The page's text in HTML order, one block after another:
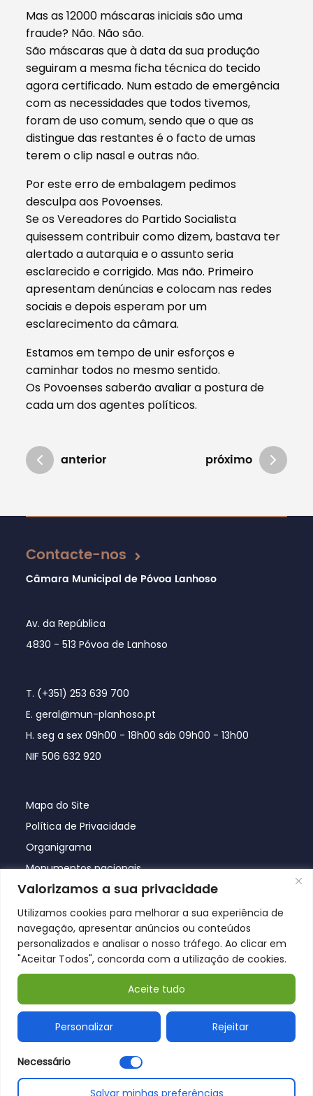
Valorizamos a sua privacidade
Utilizamos cookies para melhorar a sua experiência de
navegação, apresentar anúncios ou conteúdos
personalizados e analisar o nosso tráfego. Ao clicar em
"Aceitar Todos", concorda com a utilização de cookies.
Personalizar Rejeitar
Aceite tudo
Necessário
Salvar minhas preferências
Mas as 12000 máscaras iniciais são uma
fraude? Não. Não são.
São máscaras que à data da sua produção
seguiram a mesma ficha técnica do tecido
agora certificado. Num estado de emergência
com as necessidades que todos tivemos,
foram de uso comum, sendo que o que as
distingue das restantes é o facto de umas
terem o clip nasal e outras não.
Por este erro de embalagem pedimos
desculpa aos Povoenses.
Se os Vereadores do Partido Socialista
quisessem contribuir como dizem, bastava ter
alertado a autarquia e o assunto seria
esclarecido e corrigido. Mas não. Primeiro
apresentam denúncias e colocam nas redes
sociais e depois esperam por um
esclarecimento da câmara.
Estamos em tempo de unir esforços e
caminhar todos no mesmo sentido.
Os Povoenses saberão avaliar a postura de
cada um dos agentes políticos.
anterior próximo
Atualizado em 28/04/2020
Contacte-nos
Câmara Municipal de Póvoa Lanhoso
Av. da República
4830 - 513 Póvoa de Lanhoso
T. (+351) 253 639 700
E. geral@mun-planhoso.pt
H. seg a sex 09h00 - 18h00 sáb 09h00 - 13h00
NIF 506 632 920
Mapa do Site
Política de Privacidade
Organigrama
Monumentos nacionais
© Póvoa de Lanhoso 2026